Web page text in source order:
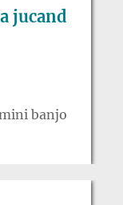
jucand
banjo